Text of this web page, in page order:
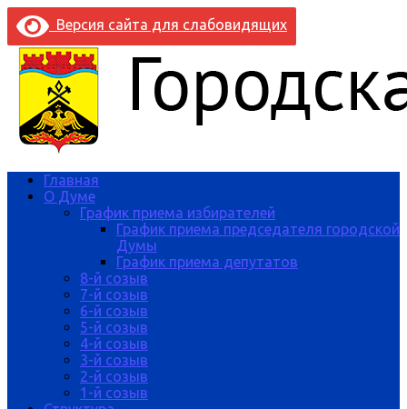
Версия сайта для слабовидящих
Главная
О Думе
График приема избирателей
График приема председателя городской
Думы
График приема депутатов
8-й созыв
7-й созыв
6-й созыв
5-й созыв
4-й созыв
3-й созыв
2-й созыв
1-й созыв